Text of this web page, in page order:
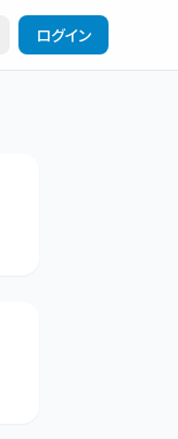
ログイン